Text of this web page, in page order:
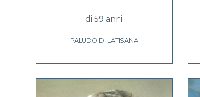
di 59 anni
PALUDO DI LATISANA